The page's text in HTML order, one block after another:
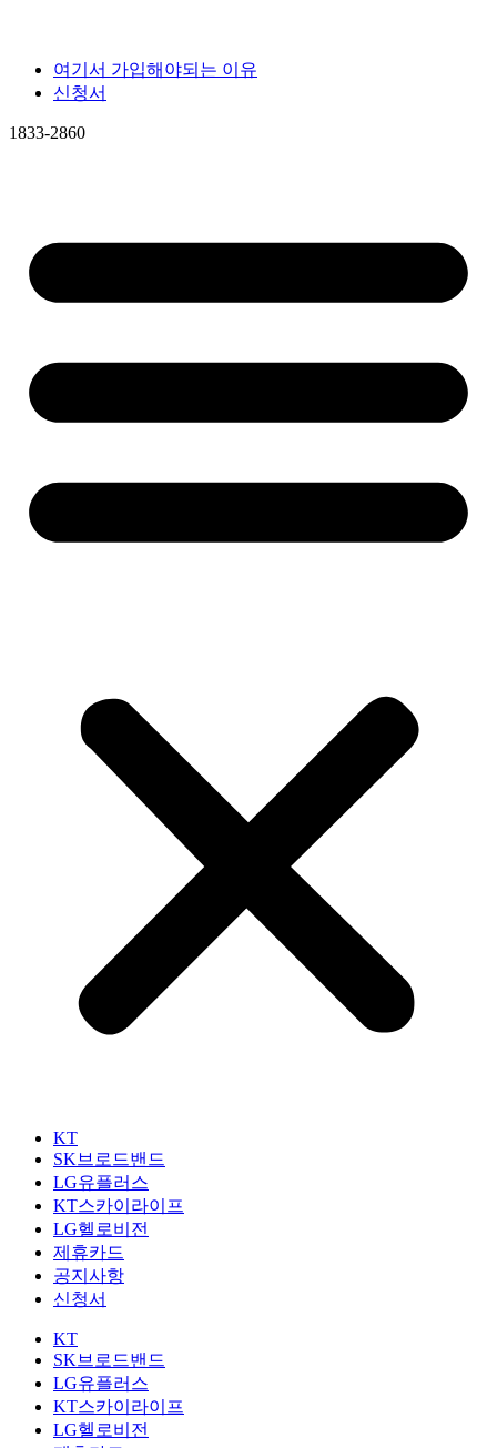
여기서 가입해야되는 이유
신청서
1833-2860
KT
SK브로드밴드
LG유플러스
KT스카이라이프
LG헬로비전
제휴카드
공지사항
신청서
KT
SK브로드밴드
LG유플러스
KT스카이라이프
LG헬로비전